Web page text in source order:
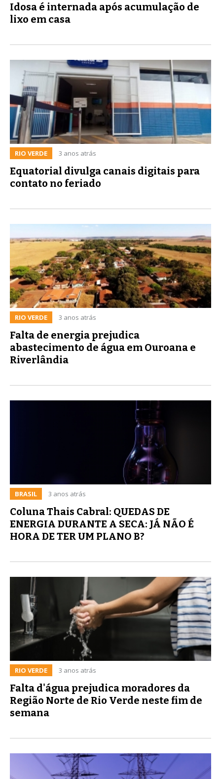
Idosa é internada após acumulação de
lixo em casa
RIO VERDE 3 anos atrás
Equatorial divulga canais digitais para
contato no feriado
RIO VERDE 3 anos atrás
Falta de energia prejudica
abastecimento de água em Ouroana e
Riverlândia
BRASIL 3 anos atrás
Coluna Thais Cabral: QUEDAS DE
ENERGIA DURANTE A SECA: JÁ NÃO É
HORA DE TER UM PLANO B?
RIO VERDE 3 anos atrás
Falta d'água prejudica moradores da
Região Norte de Rio Verde neste fim de
semana